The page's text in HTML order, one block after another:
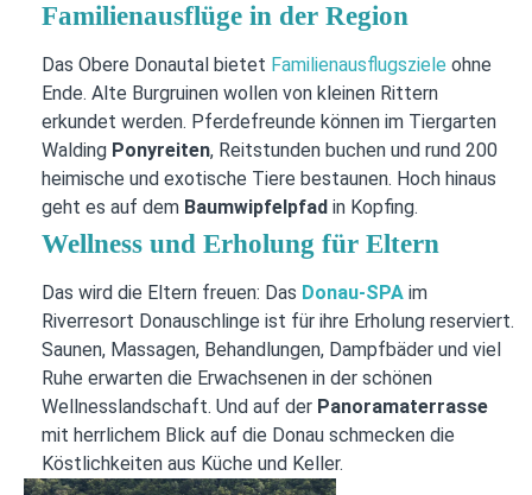
Familienausflüge in der Region
Das Obere Donautal bietet Familienausflugsziele ohne
Ende. Alte Burgruinen wollen von kleinen Rittern
erkundet werden. Pferdefreunde können im Tiergarten
Walding Ponyreiten, Reitstunden buchen und rund 200
heimische und exotische Tiere bestaunen. Hoch hinaus
geht es auf dem Baumwipfelpfad in Kopfing.
Wellness und Erholung für Eltern
Das wird die Eltern freuen: Das Donau-SPA im
Riverresort Donauschlinge ist für ihre Erholung reserviert.
Saunen, Massagen, Behandlungen, Dampfbäder und viel
Ruhe erwarten die Erwachsenen in der schönen
Wellnesslandschaft. Und auf der Panoramaterrasse
mit herrlichem Blick auf die Donau schmecken die
Köstlichkeiten aus Küche und Keller.